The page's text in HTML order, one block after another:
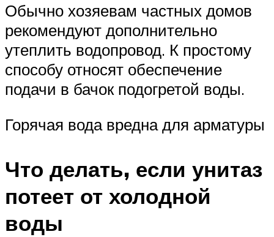
Обычно хозяевам частных домов
рекомендуют дополнительно
утеплить водопровод. К простому
способу относят обеспечение
подачи в бачок подогретой воды.
Горячая вода вредна для арматуры
Что делать, если унитаз
потеет от холодной
воды